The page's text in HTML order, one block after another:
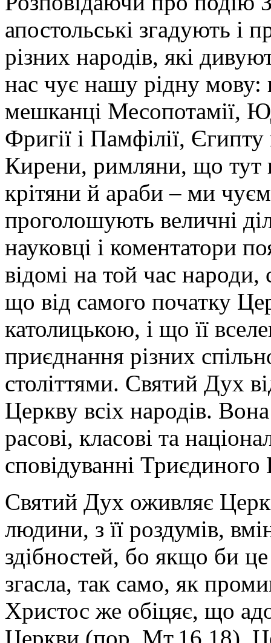
апостольські згадують і
різних народів, які
нас чує нашу рідну мову:
мешканці Месопотамії,
Фригії і Памфілії,
Кирени, римляни, що тут
крітяни й араби – ми
проголошують величні
науковці і коментатори
відомі на той час
що від самого початку
католицькою, і що її
приєднання різних
століттями. Святий Дух
Церкву всіх народів.
расові, класові та
сповідуванні Триєдиного
Святий Дух оживляє
людини, з її роздумів,
здібностей, бо якщо би
згасла, так само, як
Христос же обіцяє, що
Церкви (пор. Мт.16,18).